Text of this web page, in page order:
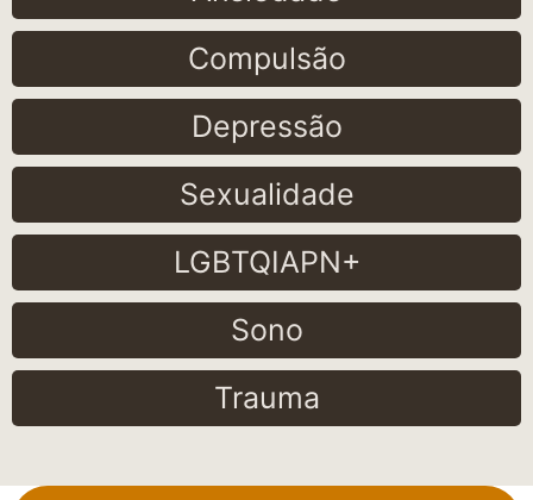
Compulsão
Depressão
Sexualidade
LGBTQIAPN+
Sono
Trauma